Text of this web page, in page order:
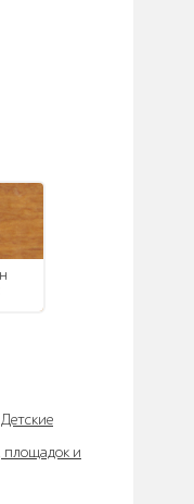
Детские
площадок и